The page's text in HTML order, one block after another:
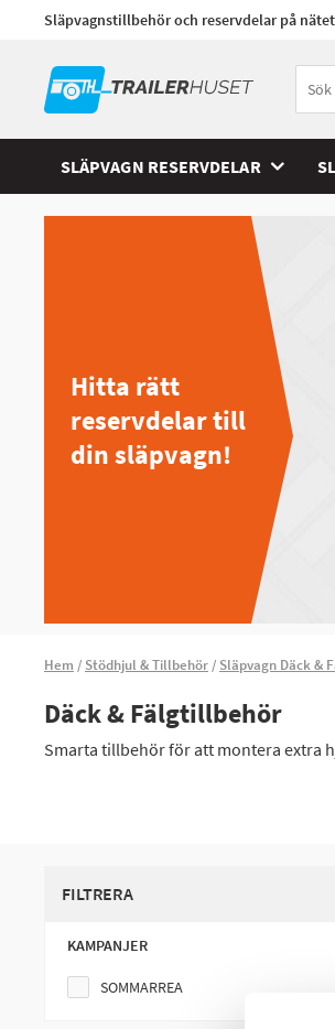
Släpvagnstillbehör och reservdelar på
SLÄPVAGN RESERVDELAR
Hitta rätt
reservdelar till
din släpvagn!
Hem Stödhjul & Tillbehör Släpvagn Däck &
Däck & Fälgtillbehör
Smarta tillbehör för att montera extra
FILTRERA
KAMPANJER
SOMMARREA